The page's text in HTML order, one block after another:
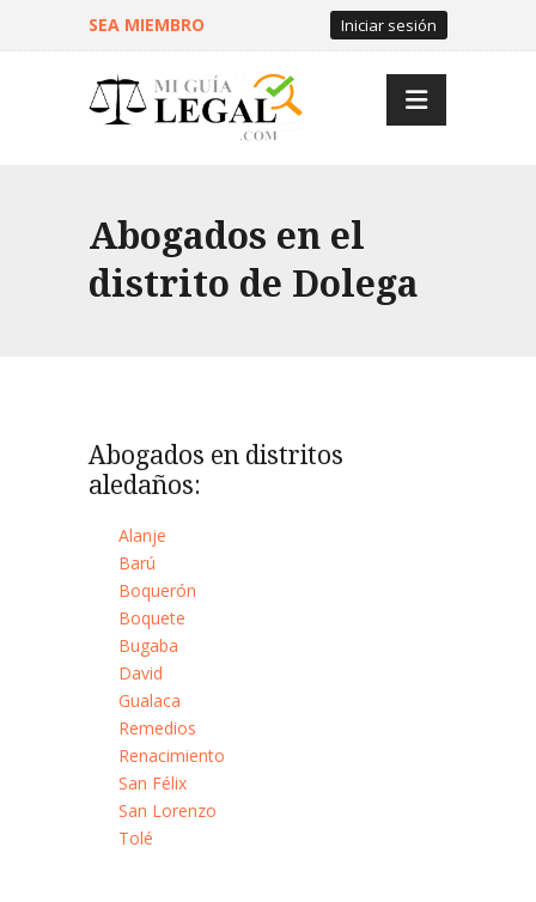
SEA MIEMBRO Iniciar sesión
Abogados en el
distrito de Dolega
Abogados en distritos
aledaños:
Alanje
Barú
Boquerón
Boquete
Bugaba
David
Gualaca
Remedios
Renacimiento
San Félix
San Lorenzo
Tolé